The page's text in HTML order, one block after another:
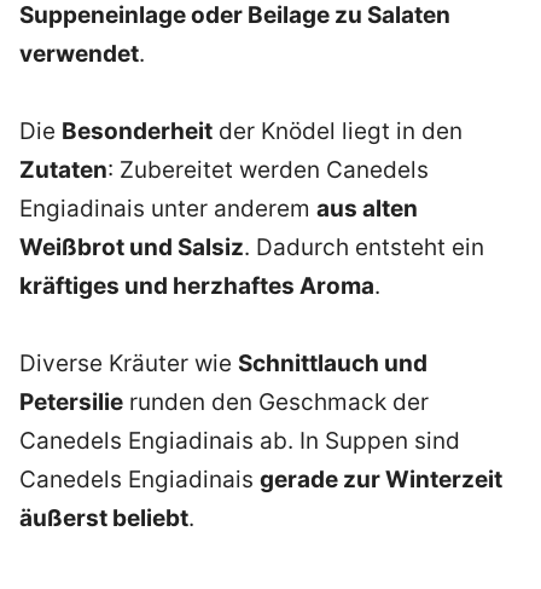
Suppeneinlage oder Beilage zu Salaten
verwendet.
Die Besonderheit der Knödel liegt in den
Zutaten: Zubereitet werden Canedels
Engiadinais unter anderem aus alten
Weißbrot und Salsiz. Dadurch entsteht ein
kräftiges und herzhaftes Aroma.
Diverse Kräuter wie Schnittlauch und
Petersilie runden den Geschmack der
Canedels Engiadinais ab. In Suppen sind
Canedels Engiadinais gerade zur Winterzeit
äußerst beliebt.